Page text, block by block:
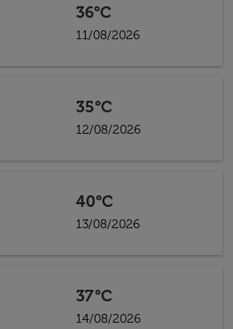
36°C
11/08/2026
35°C
12/08/2026
40°C
13/08/2026
37°C
14/08/2026